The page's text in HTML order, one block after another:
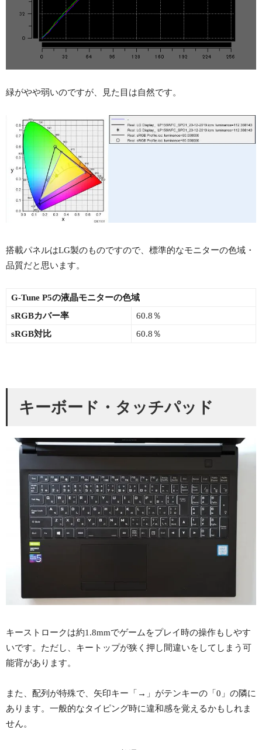
緑がやや弱いのですが、見た目は自然です。
搭載パネルはLG製のものですので、標準的なモニターの色域・
品質だと思います。
G-Tune P5の液晶モニターの色域
sRGBカバー率
60.8％
sRGB対比
60.8％
キーボード・タッチパッド
キーストロークは約1.8mmでゲームをプレイ時の操作もしやす
いです。ただし、キートップが狭く押し間違いをしてしまう可
能背があります。
また、配列が特殊で、矢印キー「→」がテンキーの「0」の隣に
あります。一般的なタイピング時に違和感を覚えるかもしれま
せん。